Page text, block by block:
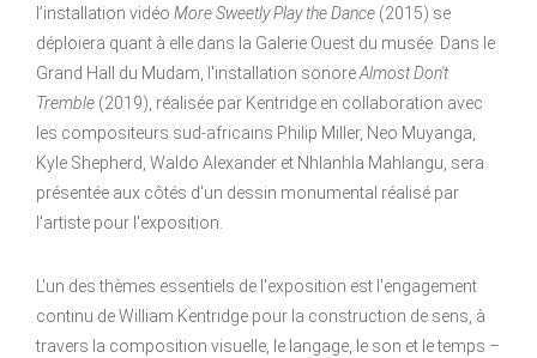
l’installation vidéo More Sweetly Play the Dance (2015) se
déploiera quant à elle dans la Galerie Ouest du musée. Dans le
Grand Hall du Mudam, l'installation sonoreAlmost Don't
Tremble (2019), réalisée par Kentridge en collaboration avec
les compositeurs sud-africains Philip Miller, Neo Muyanga,
Kyle Shepherd, Waldo Alexander et Nhlanhla Mahlangu, sera
présentée aux côtés d'un dessin monumental réalisé par
l'artiste pour l'exposition.
L'un des thèmes essentiels de l'exposition est l'engagement
continu de William Kentridge pour la construction de sens, à
travers la composition visuelle, le langage, le son et le temps –